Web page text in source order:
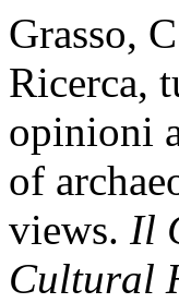
Grasso,
Ricerca,
opinioni
of
views. Il
Cultural